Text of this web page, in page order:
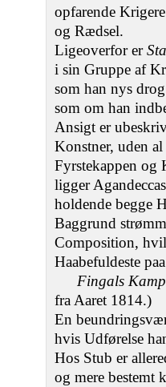
opfarende
og Rædsel.
Ligeoverfor er
i sin Gruppe af
som han nys
som om han
Ansigt er
Konstner, uden
Fyrstekappen og
ligger
holdende begge
Baggrund
Composition,
Haabefuldeste
Fingals
fra Aaret 1814.)
En
hvis Udførelse
Hos Stub er
og mere bestemt